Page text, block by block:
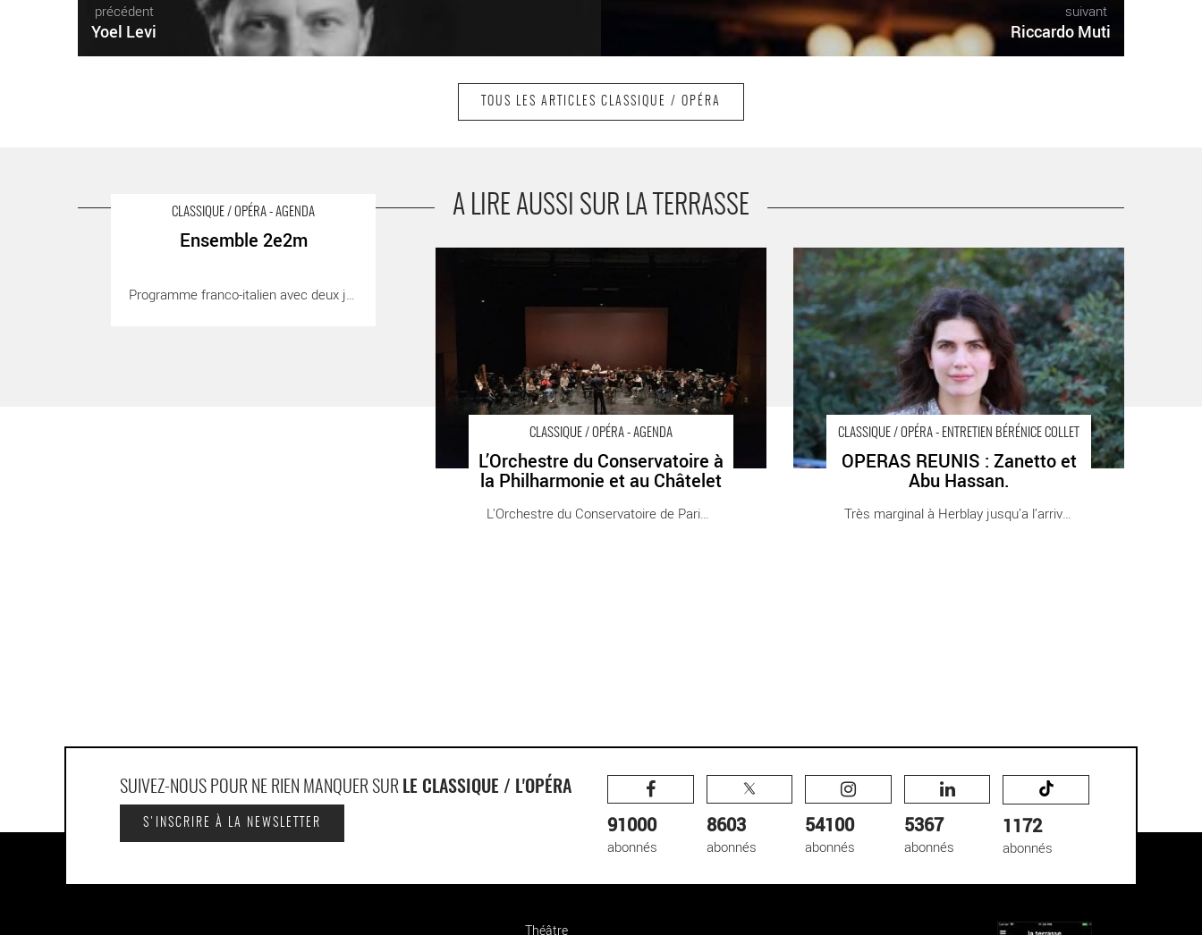
précédent
Yoel Levi
suivant
Riccardo Muti
TOUS LES ARTICLES CLASSIQUE / OPÉRA
A LIRE AUSSI SUR LA TERRASSE
CLASSIQUE / OPÉRA - AGENDA
Ensemble 2e2m
Programme franco-italien avec deux jeunes [...]
- Critique sortie Classique / Opéra
CLASSIQUE / OPÉRA - AGENDA
L’Orchestre du Conservatoire à
la Philharmonie et au Châtelet
Châtelet - Critique sortie Classique / Opéra Paris
CLASSIQUE / OPÉRA - ENTRETIEN BÉRÉNICE COLLET
OPERAS REUNIS : Zanetto et
Abu Hassan.
Très marginal à Herblay jusqu’a l’arrivée de [...]
OPERAS REUNIS : Zanetto et Abu Hassan. - Critique
sortie Classique / Opéra Herblay Théâtre Roger Barat
SUIVEZ-NOUS POUR NE RIEN MANQUER SUR LE CLASSIQUE / L'OPÉRA
S'INSCRIRE À LA NEWSLETTER 91000
abonnés
8603
abonnés
54100
abonnés
5367
abonnés
1172
abonnés
Théâtre